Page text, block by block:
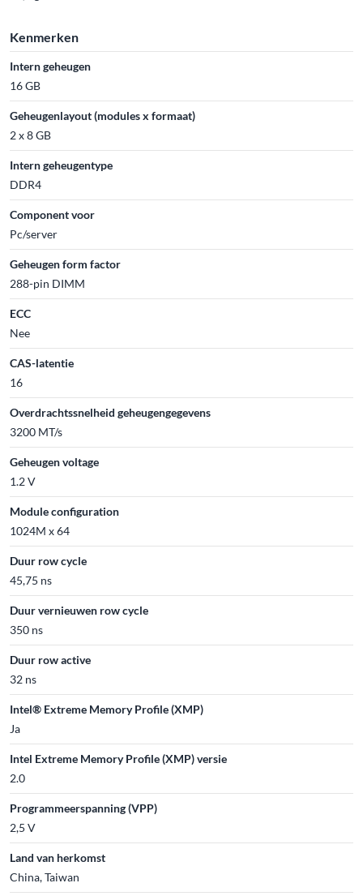
Kenmerken
Intern geheugen
16 GB
Geheugenlayout (modules x formaat)
2 x 8 GB
Intern geheugentype
DDR4
Component voor
Pc/server
Geheugen form factor
288-pin DIMM
ECC
Nee
CAS-latentie
16
Overdrachtssnelheid geheugengegevens
3200 MT/s
Geheugen voltage
1.2 V
Module configuration
1024M x 64
Duur row cycle
45,75 ns
Duur vernieuwen row cycle
350 ns
Duur row active
32 ns
Intel® Extreme Memory Profile (XMP)
Ja
Intel Extreme Memory Profile (XMP) versie
2.0
Programmeerspanning (VPP)
2,5 V
Land van herkomst
China, Taiwan